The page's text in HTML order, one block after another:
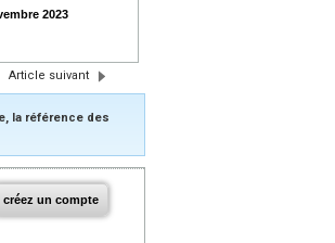
2023
Article suivant
la référence des
créez un compte